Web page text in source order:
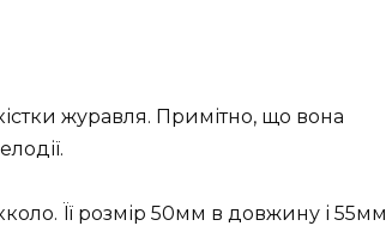
журавля. Примітно, що вона
Її розмір 50мм в довжину і 55мм